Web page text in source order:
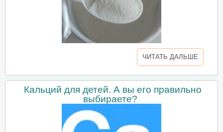
ЧИТАТЬ ДАЛЬШЕ
Кальций для детей. А вы его правильно
выбираете?